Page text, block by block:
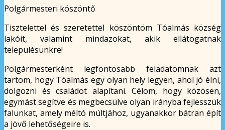
Polgármesteri köszöntő
Tisztelettel és szeretettel köszöntöm Tóalmás község
lakóit, valamint mindazokat, akik ellátogatnak
településünkre!
Polgármesterként legfontosabb feladatomnak azt
tartom, hogy Tóalmás egy olyan hely legyen, ahol jó élni,
dolgozni és családot alapítani. Célom, hogy közösen,
egymást segítve és megbecsülve olyan irányba fejlesszük
falunkat, amely méltó múltjához, ugyanakkor bátran épít
a jövő lehetőségeire is.